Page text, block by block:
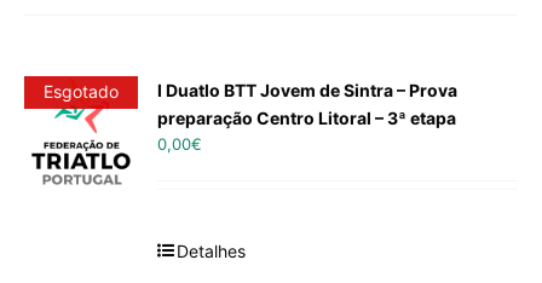
Esgotado
I Duatlo BTT Jovem de Sintra – Prova
preparação Centro Litoral – 3ª etapa
0,00€
Detalhes